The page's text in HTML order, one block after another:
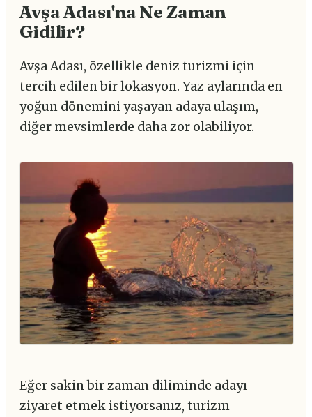
Avşa Adası'na Ne Zaman
Gidilir?
Avşa Adası, özellikle deniz turizmi için
tercih edilen bir lokasyon. Yaz aylarında en
yoğun dönemini yaşayan adaya ulaşım,
diğer mevsimlerde daha zor olabiliyor.
Eğer sakin bir zaman diliminde adayı
ziyaret etmek istiyorsanız, turizm